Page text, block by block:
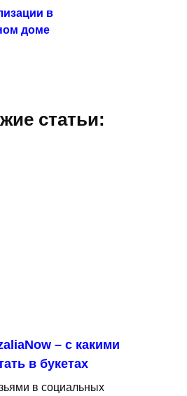
в
доме
статьи:
– с какими
в букетах
в социальных